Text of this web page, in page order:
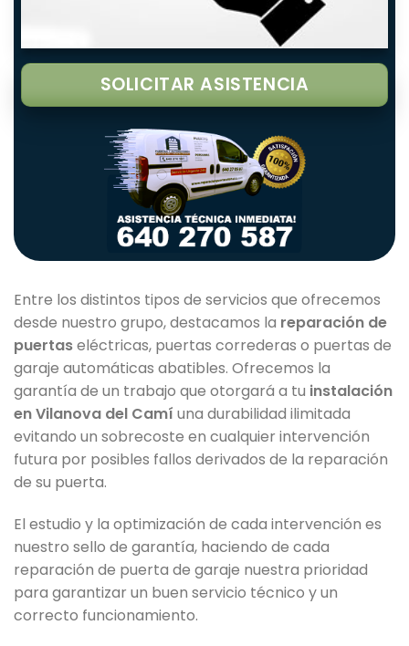
SOLICITAR ASISTENCIA
Entre los distintos tipos de servicios que ofrecemos
desde nuestro grupo, destacamos la reparación de
puertaseléctricas, puertas correderas o puertas de
garaje automáticas abatibles. Ofrecemos la
garantía de un trabajo que otorgará a tu instalación
en Vilanova del Camí una durabilidad ilimitada
evitando un sobrecoste en cualquier intervención
futura por posibles fallos derivados de la reparación
de su puerta.
El estudio y la optimización de cada intervención es
nuestro sello de garantía, haciendo de cada
reparación de puerta de garaje nuestra prioridad
para garantizar un buen servicio técnico y un
correcto funcionamiento.